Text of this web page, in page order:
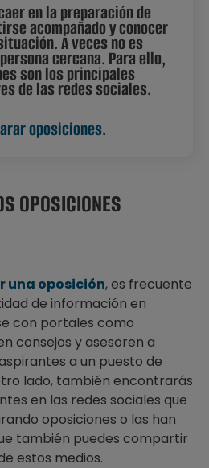
en la preparación de
acompañado y conocer
A veces no es
cercana. Para ello,
son los principales
de las redes sociales.
oposiciones.
OPOSICIONES
una oposición, es frecuente
de información en
con portales como
consejos y asesoren a
a un puesto de
lado, también encontrarás
en las redes sociales que
oposiciones o las han
también puedes compartir
estos medios.